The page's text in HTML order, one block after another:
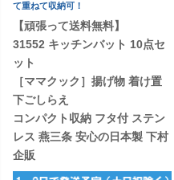
て重ねて収納可！
【頑張って送料無料】
31552 キッチンバット 10点セ
ット
［ママクック］揚げ物 着け置
下ごしらえ
コンパクト収納 フタ付 ステン
レス 燕三条 安心の日本製 下村
企販